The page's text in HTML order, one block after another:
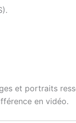
et portraits
en vidéo.